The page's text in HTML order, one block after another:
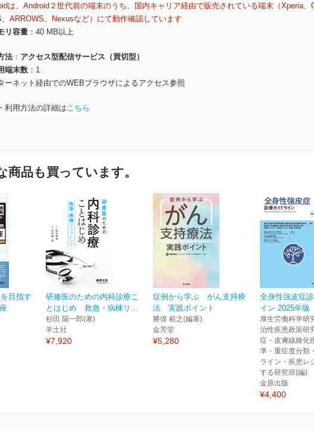
は、Android２世代前の端末のうち、国内キャリア経由で販売されている端末（Xperia、
ARROWS、Nexusなど）にて動作確認しています
リ容量
40 MB以上
法
アクセス型配信サービス（買切型）
端末数
1
ーネット経由でのWEBブラウザによるアクセス参照
利用方法の詳細はこちら
品も買っています。
目指す
研修医のための内科診療こ
とはじめ 救急・病棟リ...
杉田 陽一郎(著)
羊土社
¥7,920
症例から学ぶ がん支持療
法 実践ポイント
勝俣 範之(編著)
金芳堂
¥5,280
全身性強皮症診
イン 2025年版
厚生労働科学研
治性疾患政策研
症・皮膚線維化
準・重症度分類
ライン・疾患レ
する研究班(編)
金原出版
¥4,400